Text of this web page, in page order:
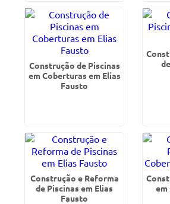
Construção de Piscinas
em Coberturas em Elias
Fausto
Construção e Reforma
de Piscinas em Elias
Fausto
em